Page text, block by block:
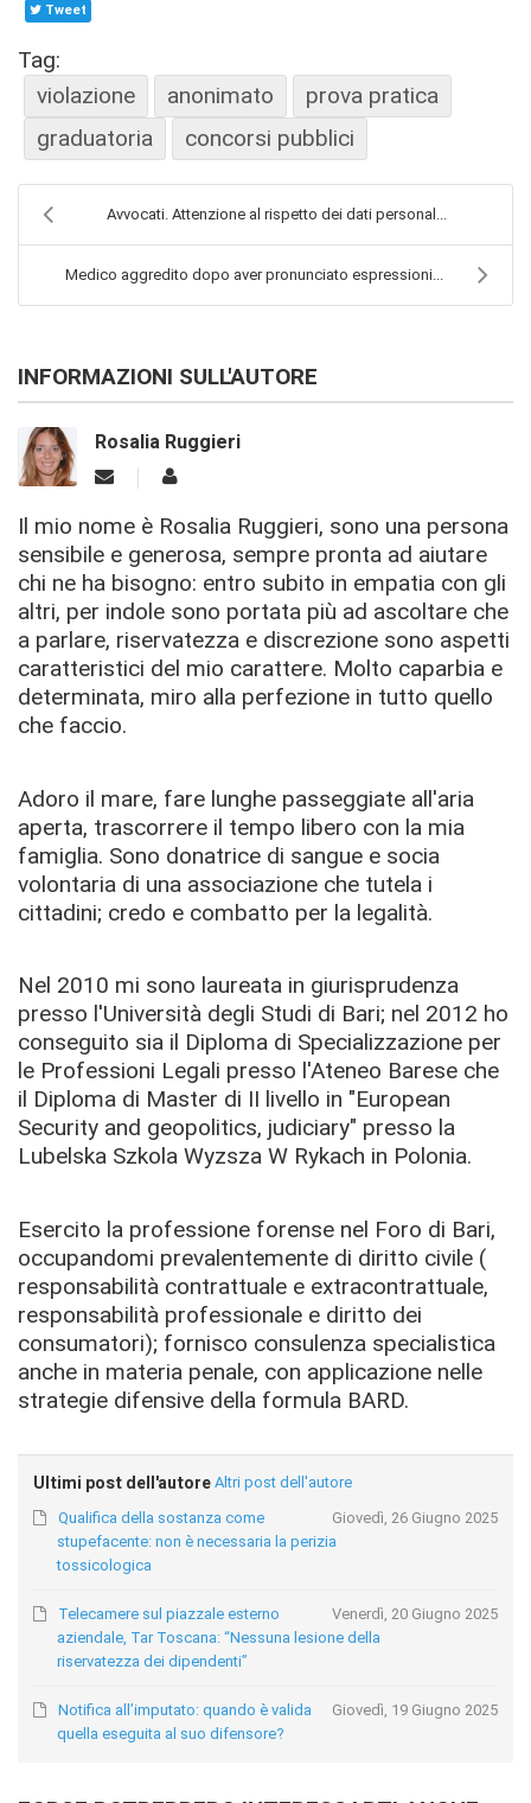
Tweet
Tag:
violazione
anonimato
prova pratica
graduatoria
concorsi pubblici
Avvocati. Attenzione al rispetto dei dati personal...
Medico aggredito dopo aver pronunciato espressioni...
INFORMAZIONI SULL'AUTORE
Rosalia Ruggieri
Il mio nome è Rosalia Ruggieri, sono una persona
sensibile e generosa, sempre pronta ad aiutare
chi ne ha bisogno: entro subito in empatia con gli
altri, per indole sono portata più ad ascoltare che
a parlare, riservatezza e discrezione sono aspetti
caratteristici del mio carattere. Molto caparbia e
determinata, miro alla perfezione in tutto quello
che faccio.
Adoro il mare, fare lunghe passeggiate all'aria
aperta, trascorrere il tempo libero con la mia
famiglia. Sono donatrice di sangue e socia
volontaria di una associazione che tutela i
cittadini; credo e combatto per la legalità.
Nel 2010 mi sono laureata in giurisprudenza
presso l'Università degli Studi di Bari; nel 2012 ho
conseguito sia il Diploma di Specializzazione per
le Professioni Legali presso l'Ateneo Barese che
il Diploma di Master di II livello in "European
Security and geopolitics, judiciary" presso la
Lubelska Szkola Wyzsza W Rykach in Polonia.
Esercito la professione forense nel Foro di Bari,
occupandomi prevalentemente di diritto civile (
responsabilità contrattuale e extracontrattuale,
responsabilità professionale e diritto dei
consumatori); fornisco consulenza specialistica
anche in materia penale, con applicazione nelle
strategie difensive della formula BARD.
Ultimi post dell'autore Altri post dell'autore
Giovedì, 26 Giugno 2025
Qualifica della sostanza come
stupefacente: non è necessaria la perizia
tossicologica
Venerdì, 20 Giugno 2025
Telecamere sul piazzale esterno
aziendale, Tar Toscana: “Nessuna lesione della
riservatezza dei dipendenti”
Giovedì, 19 Giugno 2025
Notifica all’imputato: quando è valida
quella eseguita al suo difensore?